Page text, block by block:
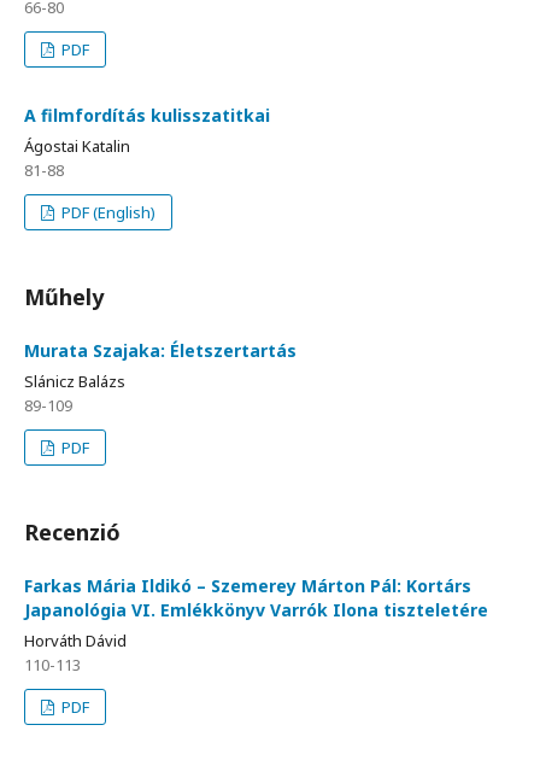
66-80
PDF
A filmfordítás kulisszatitkai
Ágostai Katalin
81-88
PDF (English)
Műhely
Murata Szajaka: Életszertartás
Slánicz Balázs
89-109
PDF
Recenzió
Farkas Mária Ildikó – Szemerey Márton Pál: Kortárs
Japanológia VI. Emlékkönyv Varrók Ilona tiszteletére
Horváth Dávid
110-113
PDF